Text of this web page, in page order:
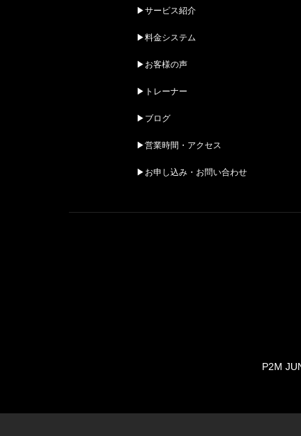
▶︎サービス紹介
▶︎料金システム
▶︎お客様の声
▶︎トレーナー
▶︎ブログ
▶︎営業時間・アクセス
▶︎お申し込み・お問い合わせ
P2M